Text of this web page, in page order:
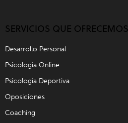
SERVICIOS QUE OFRECEMOS
Desarrollo Personal
Psicología Online
Psicología Deportiva
Oposiciones
Coaching